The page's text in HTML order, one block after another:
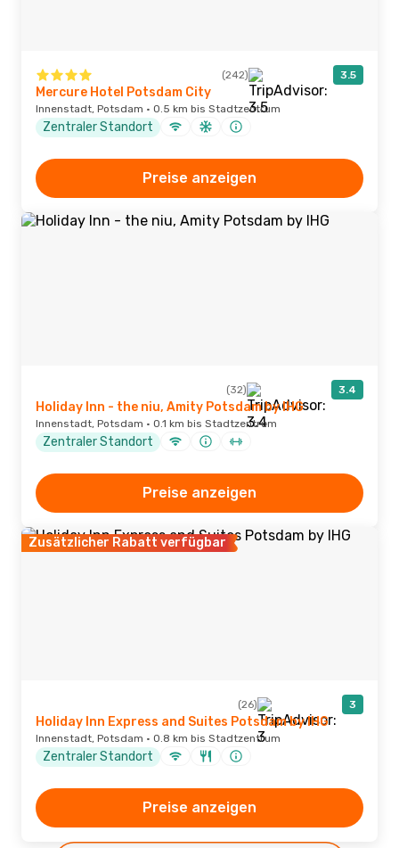
(242) 3.5
Mercure Hotel Potsdam City
Innenstadt, Potsdam · 0.5 km bis Stadtzentrum
Zentraler Standort
Preise anzeigen
(32) 3.4
Holiday Inn - the niu, Amity Potsdam by IHG
Innenstadt, Potsdam · 0.1 km bis Stadtzentrum
Zentraler Standort
Preise anzeigen
Zusätzlicher Rabatt verfügbar
(26) 3
Holiday Inn Express and Suites Potsdam by IHG
Innenstadt, Potsdam · 0.8 km bis Stadtzentrum
Zentraler Standort
Preise anzeigen